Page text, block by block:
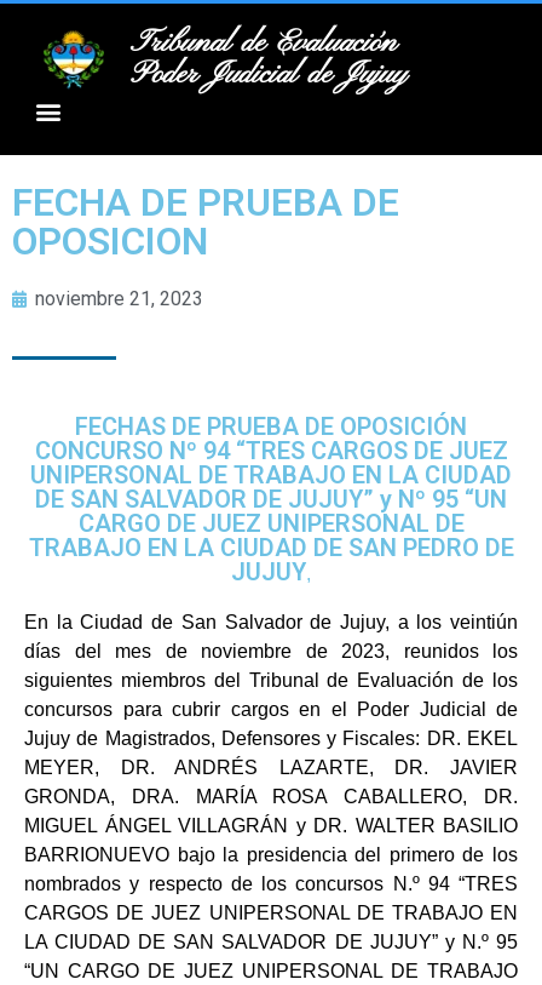
Tribunal de Evaluación
Poder Judicial de Jujuy
FECHA DE PRUEBA DE
OPOSICION
noviembre 21, 2023
FECHAS DE PRUEBA DE OPOSICIÓN
CONCURSO Nº 94 “TRES CARGOS DE JUEZ
UNIPERSONAL DE TRABAJO EN LA CIUDAD
DE SAN SALVADOR DE JUJUY” y Nº 95 “UN
CARGO DE JUEZ UNIPERSONAL DE
TRABAJO EN LA CIUDAD DE SAN PEDRO DE
JUJUY,
En la Ciudad de San Salvador de Jujuy, a los veintiún
días del mes de noviembre de 2023, reunidos los
siguientes miembros del Tribunal de Evaluación de los
concursos para cubrir cargos en el Poder Judicial de
Jujuy de Magistrados, Defensores y Fiscales: DR. EKEL
MEYER, DR. ANDRÉS LAZARTE, DR. JAVIER
GRONDA, DRA. MARÍA ROSA CABALLERO, DR.
MIGUEL ÁNGEL VILLAGRÁN y DR. WALTER BASILIO
BARRIONUEVO bajo la presidencia del primero de los
nombrados y respecto de los concursos N.º 94 “TRES
CARGOS DE JUEZ UNIPERSONAL DE TRABAJO EN
LA CIUDAD DE SAN SALVADOR DE JUJUY” y N.º 95
“UN CARGO DE JUEZ UNIPERSONAL DE TRABAJO